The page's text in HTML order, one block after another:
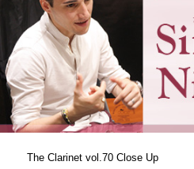
The Clarinet vol.70 Close Up